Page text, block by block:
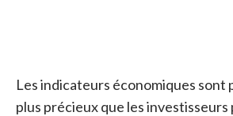
Les indicateurs économiques sont
plus précieux que les